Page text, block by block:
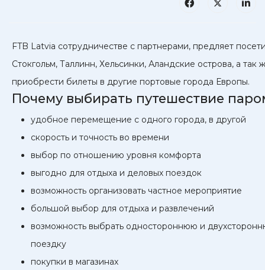
FTB Latvia сотрудничестве с партнерами, предляет
Стокгольм, Таллинн, Хельсинки, Аландские острова, а так
приобрести билеты в другие портовые города Европы.
Почему выбирать путешествие
удобное перемещение с одного города, в другой
скорость и точность во времени
выбор по отношению уровня комфорта
выгодно для отдыха и деловых поездок
возможность организовать частное мероприятие
большой выбор для отдыха и развлечений
возможность выбрать одностороннюю и
поездку
покупки в магазинах